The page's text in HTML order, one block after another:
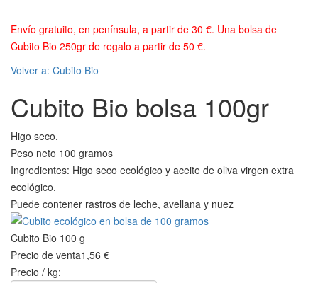
Envío gratuito, en península, a partir de 30 €. Una bolsa de
Cubito Bio 250gr de regalo a partir de 50 €.
Volver a: Cubito Bio
Cubito Bio bolsa 100gr
Higo seco.
Peso neto 100 gramos
Ingredientes: Higo seco ecológico y aceite de oliva virgen extra
ecológico.
Puede contener rastros de leche, avellana y nuez
Cubito Bio 100 g
Precio de venta1,56 €
Precio / kg: